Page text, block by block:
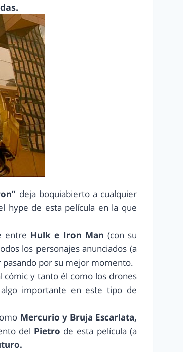
deja boquiabierto a cualquier
hype de esta película en la que
entre Hulk e Iron Man (con su
los personajes anunciados (a
pasando por su mejor momento.
y tanto él como los drones
importante en este tipo de
Mercurio y Bruja Escarlata,
del Pietro de esta película (a